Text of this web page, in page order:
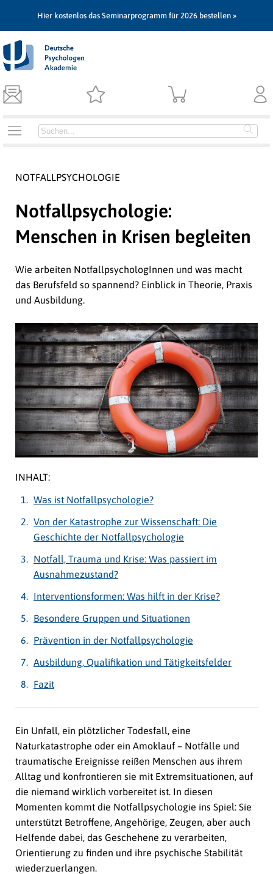
Hier kostenlos das Seminarprogramm für 2026 bestellen »
NOTFALLPSYCHOLOGIE
Notfallpsychologie:
Menschen in Krisen begleiten
Wie arbeiten NotfallpsychologInnen und was macht
das Berufsfeld so spannend? Einblick in Theorie, Praxis
und Ausbildung.
INHALT:
Was ist Notfallpsychologie?
Von der Katastrophe zur Wissenschaft: Die
Geschichte der Notfallpsychologie
Notfall, Trauma und Krise: Was passiert im
Ausnahmezustand?
Interventionsformen: Was hilft in der Krise?
Besondere Gruppen und Situationen
Prävention in der Notfallpsychologie
Ausbildung, Qualifikation und Tätigkeitsfelder
Fazit
Ein Unfall, ein plötzlicher Todesfall, eine
Naturkatastrophe oder ein Amoklauf – Notfälle und
traumatische Ereignisse reißen Menschen aus ihrem
Alltag und konfrontieren sie mit Extremsituationen, auf
die niemand wirklich vorbereitet ist. In diesen
Momenten kommt die Notfallpsychologie ins Spiel: Sie
unterstützt Betroffene, Angehörige, Zeugen, aber auch
Helfende dabei, das Geschehene zu verarbeiten,
Orientierung zu finden und ihre psychische Stabilität
wiederzuerlangen.